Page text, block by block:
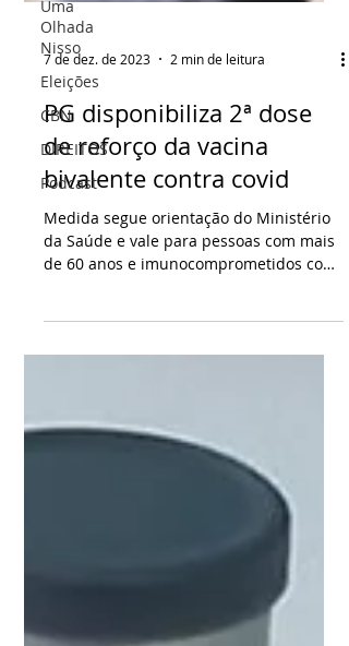
Uma
Olhada
Nisso
Eleições
CBN
DIREITOS
Podcast
7 de dez. de 2023 2 min de leitura
PG disponibiliza 2ª dose
de reforço da vacina
bivalente contra covid
Medida segue orientação do Ministério
de 60 anos e imunocomprometidos com